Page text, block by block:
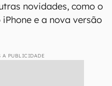
novidades, como o
e a nova versão
A PUBLICIDADE